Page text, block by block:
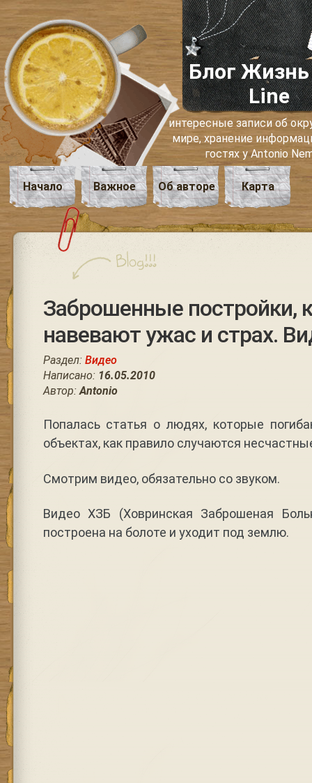
Блог Жизнь
Line
интересные записи об
мире, хранение
гостях у Antonio
Начало Важное Об авторе Карта
Заброшенные постройки,
навевают ужас и страх.
Раздел: Видео
Написано: 16.05.2010
Автор:Antonio
Попалась статья о людях, которые
объектах, как правило случаются
Смотрим видео, обязательно со звуком.
Видео ХЗБ (Ховринская Заброшеная
построена на болоте и уходит под землю.